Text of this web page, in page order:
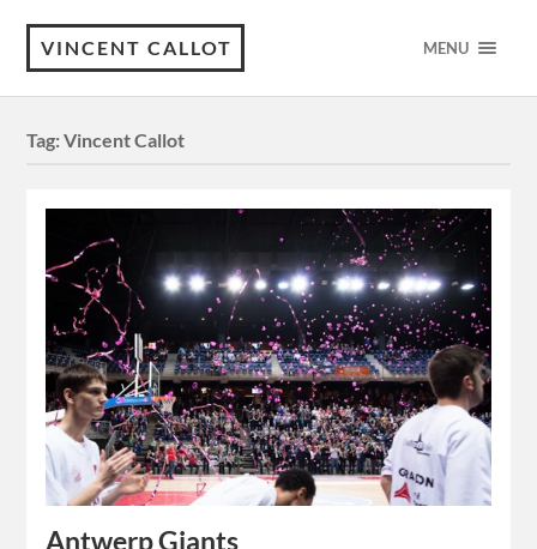
VINCENT CALLOT MENU
Tag:Vincent Callot
Antwerp Giants